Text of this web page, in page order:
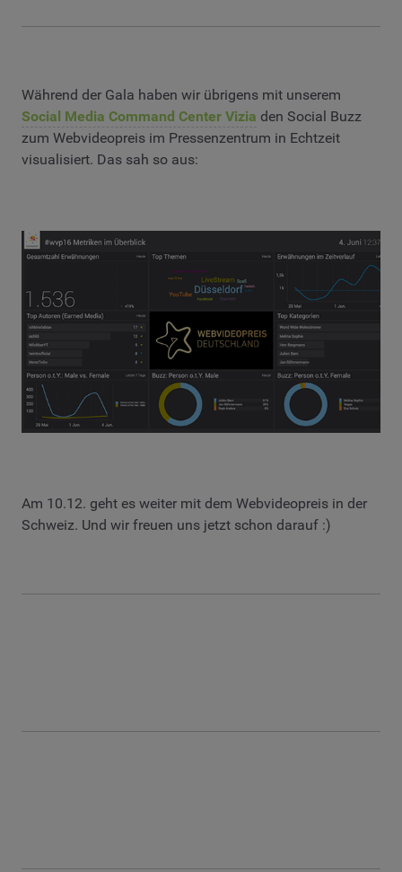
Während der Gala haben wir übrigens mit unserem
Social Media Command Center Vizia den Social Buzz
zum Webvideopreis im Pressenzentrum in Echtzeit
visualisiert. Das sah so aus:
Am 10.12. geht es weiter mit dem Webvideopreis in der
Schweiz. Und wir freuen uns jetzt schon darauf :)